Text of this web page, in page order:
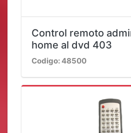
Control remoto
home al dvd 403
Codigo: 48500